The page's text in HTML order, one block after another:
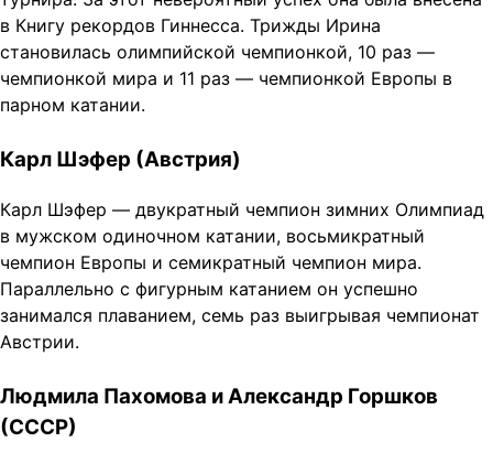
в Книгу рекордов Гиннесса. Трижды Ирина
становилась олимпийской чемпионкой, 10 раз —
чемпионкой мира и 11 раз — чемпионкой Европы в
парном катании.
Карл Шэфер (Австрия)
Карл Шэфер — двукратный чемпион зимних Олимпиад
в мужском одиночном катании, восьмикратный
чемпион Европы и семикратный чемпион мира.
Параллельно с фигурным катанием он успешно
занимался плаванием, семь раз выигрывая чемпионат
Австрии.
Людмила Пахомова и Александр Горшков
(СССР)